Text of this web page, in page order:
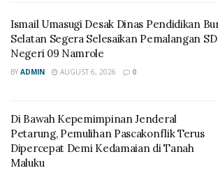
Ismail Umasugi Desak Dinas Pendidikan
Selatan Segera Selesaikan Pemalangan SD
Negeri 09 Namrole
BY ADMIN AUGUST 6, 2026 0
Di Bawah Kepemimpinan Jenderal
Petarung, Pemulihan Pascakonflik Terus
Dipercepat Demi Kedamaian di Tanah
Maluku